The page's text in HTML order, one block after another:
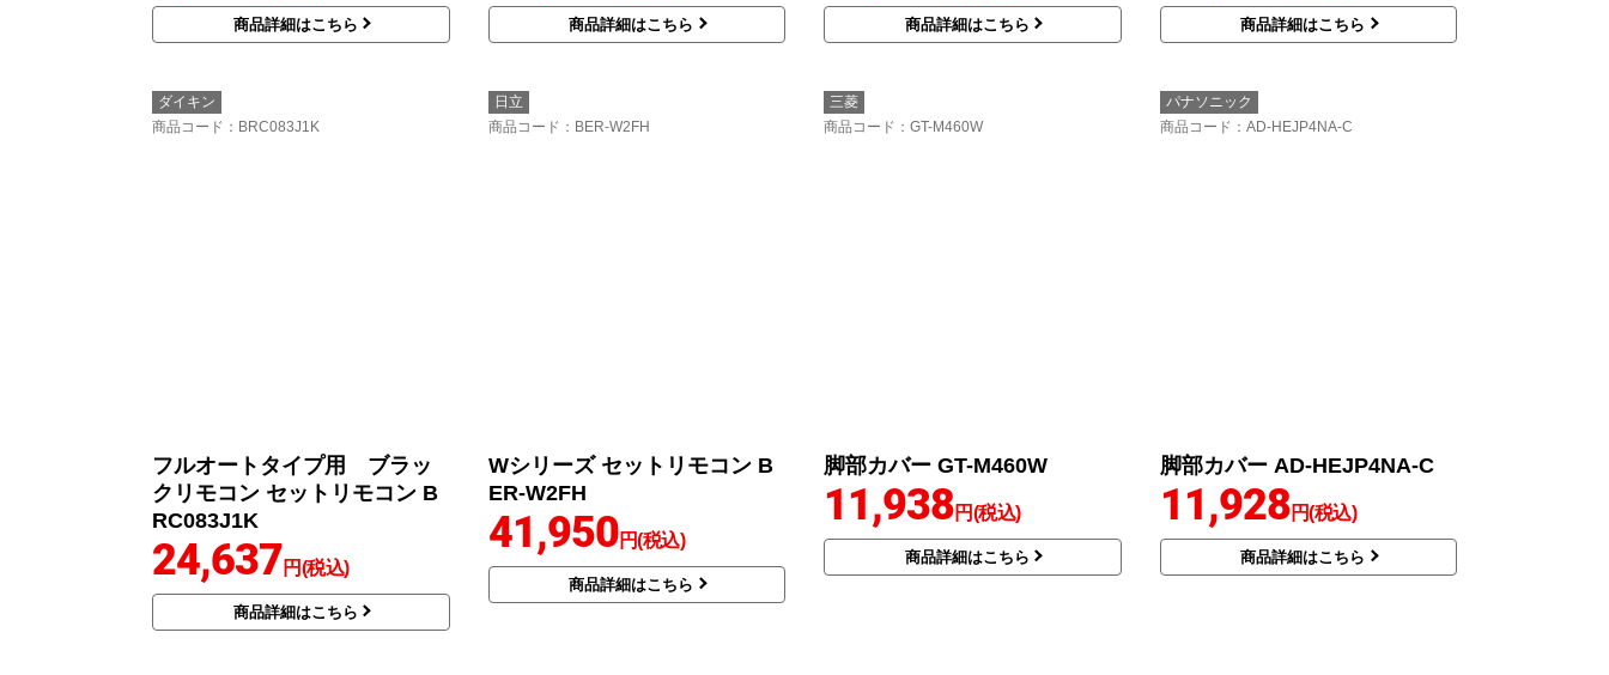
商品詳細はこちら 商品詳細はこちら 商品詳細はこちら 商品詳細はこちら
ダイキン
商品コード ：BRC083J1K
フルオートタイプ用 ブラッ
クリモコン セットリモコン B
RC083J1K
24,637円(税込)
商品詳細はこちら
日立
商品コード ：BER-W2FH
Wシリーズ セットリモコン B
ER-W2FH
41,950円(税込)
商品詳細はこちら
三菱
商品コード ：GT-M460W
脚部カバー GT-M460W
11,938円(税込)
商品詳細はこちら
パナソニック
商品コード ：AD-HEJP4NA-C
脚部カバー AD-HEJP4NA-C
11,928円(税込)
商品詳細はこちら